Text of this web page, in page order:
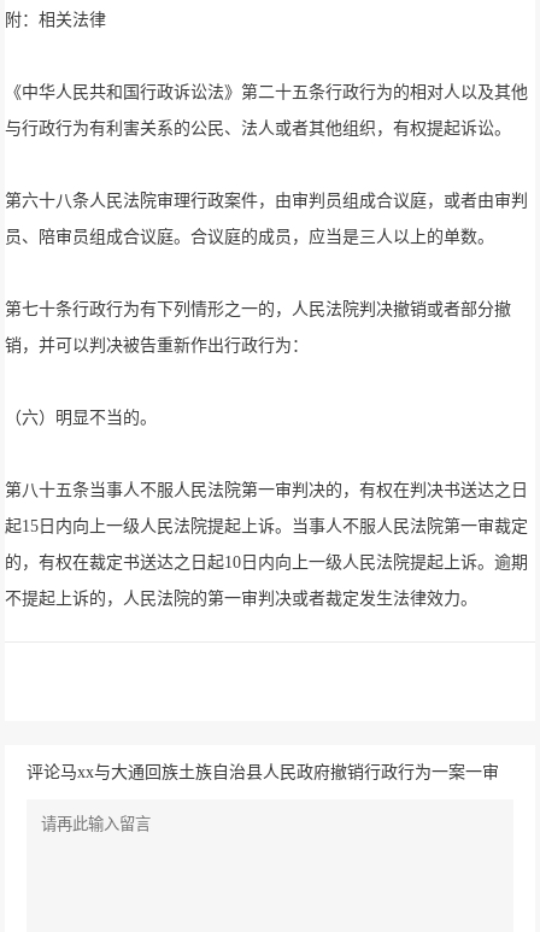
附：相关法律
《中华人民共和国行政诉讼法》第二十五条行政行为的相对人以及其他
与行政行为有利害关系的公民、法人或者其他组织，有权提起诉讼。
第六十八条人民法院审理行政案件，由审判员组成合议庭，或者由审判
员、陪审员组成合议庭。合议庭的成员，应当是三人以上的单数。
第七十条行政行为有下列情形之一的，人民法院判决撤销或者部分撤
销，并可以判决被告重新作出行政行为：
（六）明显不当的。
第八十五条当事人不服人民法院第一审判决的，有权在判决书送达之日
起15日内向上一级人民法院提起上诉。当事人不服人民法院第一审裁定
的，有权在裁定书送达之日起10日内向上一级人民法院提起上诉。逾期
不提起上诉的，人民法院的第一审判决或者裁定发生法律效力。
评论马xx与大通回族土族自治县人民政府撤销行政行为一案一审
行政判决书